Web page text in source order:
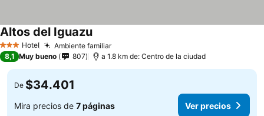
3 Estrellas
Hotel Ambiente familiar
Altos del Iguazu
8,1 Muy bueno 807 a 1.8 km de: Centro de la ciudad
De $34.401
Mira precios de 7 páginas Ver precios